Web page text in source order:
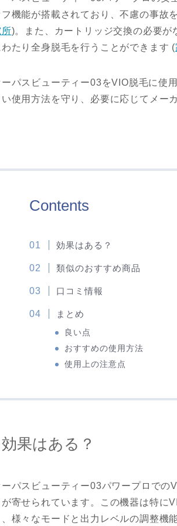
フ機能が搭載されており、不慮の事故
所)。また、カートリッジ交換の必要
わたり全身脱毛を行うことができます​ (
ーパスビューティー03をVIO脱毛に使
い使用方法を守り、必要に応じてメー
Contents
効果はある？
類似のおすすめ商品
口コミ情報
まとめ
良い点
おすすめの使用方法
使用上の注意点
効果はある？
ーパスビューティー03パワープロでの
が寄せられています。この機器は特に
、様々なモードと出力レベルの調整機